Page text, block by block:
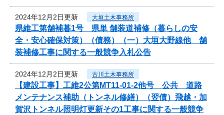
2024年12月2日更新 大垣土木事務所
県維工第舗補暮1号 県単 舗装道補修（暮らしの安
全・安心確保対策）（債務）（一）大垣大野線他 舗
装補修工事に関する一般競争入札公告
2024年12月2日更新 古川土木事務所
【建設工事】工維2公第MT11-01-2他号 公共 道路
メンテナンス補助（トンネル修繕）（翌債）飛越・加
賀沢トンネル照明灯更新その1工事に関する一般競争